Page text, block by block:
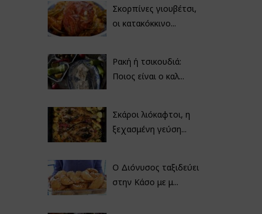
Σκορπίνες γιουβέτσι,
οι κατακόκκινο...
Ρακή ή τσικουδιά:
Ποιος είναι ο καλ...
Σκάροι λιόκαφτοι, η
ξεχασμένη γεύση...
Ο Διόνυσος ταξιδεύει
στην Κάσο με μ...